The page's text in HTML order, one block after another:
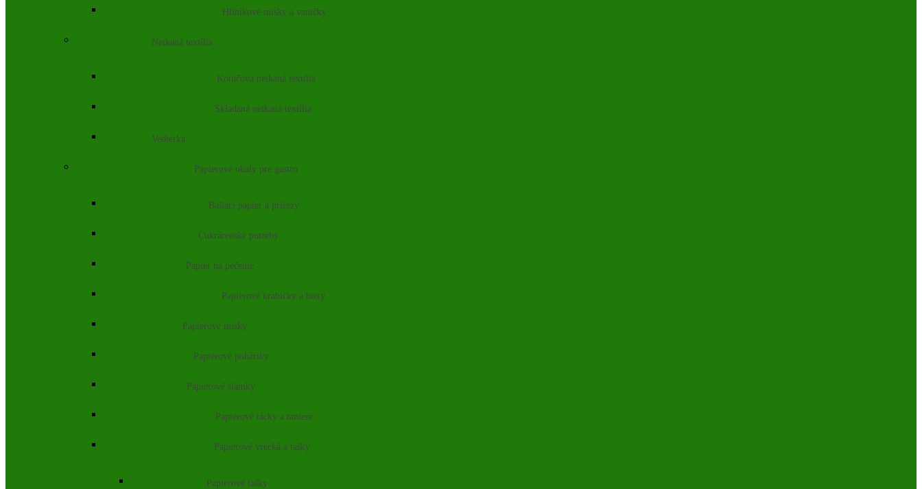
Hliníkové misky a vaničky
Netkaná textília
Kotúčová netkaná textília
Skladaná netkaná textília
Vedierka
Papierové obaly pre gastro
Baliaci papier a prírezy
Cukrárenské potreby
Papier na pečenie
Papierové krabičky a boxy
Papierové misky
Papierové poháriky
Papierové slamky
Papierové tácky a taniere
Papierové vrecká a tašky
Papierové tašky